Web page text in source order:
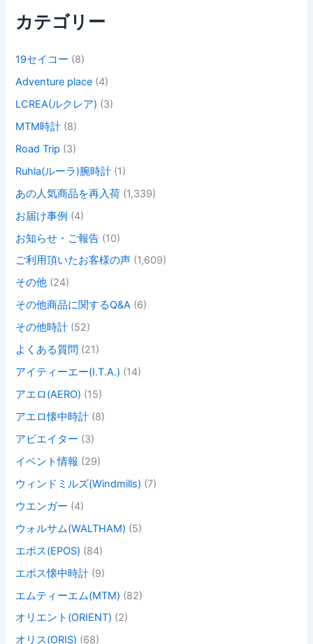
カテゴリー
19セイコー (8)
Adventure place (4)
LCREA(ルクレア) (3)
MTM時計 (8)
Road Trip (3)
Ruhla(ルーラ)腕時計 (1)
あの人気商品を再入荷 (1,339)
お届け事例 (4)
お知らせ・ご報告 (10)
ご利用頂いたお客様の声 (1,609)
その他 (24)
その他商品に関するQ&A (6)
その他時計 (52)
よくある質問 (21)
アイティーエー(I.T.A.) (14)
アエロ(AERO) (15)
アエロ懐中時計 (8)
アビエイター (3)
イベント情報 (29)
ウィンドミルズ(Windmills) (7)
ウエンガー (4)
ウォルサム(WALTHAM) (5)
エポス(EPOS) (84)
エポス懐中時計 (9)
エムティーエム(MTM) (82)
オリエント(ORIENT) (2)
オリス(ORIS) (68)